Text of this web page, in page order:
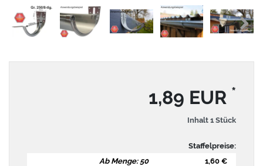
1,89 EUR *
Inhalt 1 Stück
Staffelpreise:
Ab Menge: 50
1,60 €